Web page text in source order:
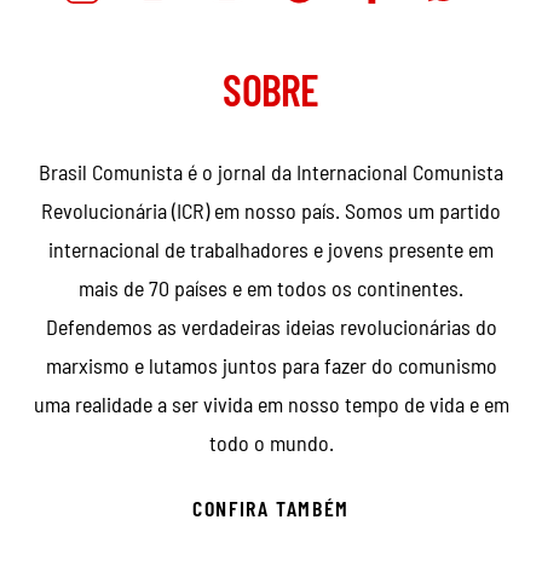
SOBRE
Brasil Comunista é o jornal da Internacional Comunista
Revolucionária (ICR) em nosso país. Somos um partido
internacional de trabalhadores e jovens presente em
mais de 70 países e em todos os continentes.
Defendemos as verdadeiras ideias revolucionárias do
marxismo e lutamos juntos para fazer do comunismo
uma realidade a ser vivida em nosso tempo de vida e em
todo o mundo.
CONFIRA TAMBÉM